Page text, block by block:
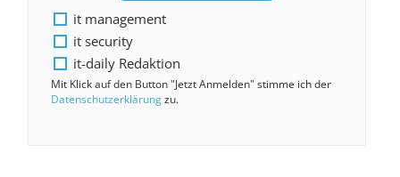
it management
it security
it-daily Redaktion
Mit Klick auf den Button "Jetzt Anmelden" stimme ich der
Datenschutzerklärungzu.